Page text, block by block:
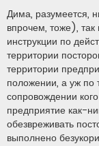
Дима, разумеется,
впрочем, тоже), так
инструкции по
территории
территории
положении, а уж по
сопровождении
предприятие как-
обезвреживать
выполнено